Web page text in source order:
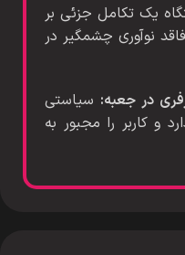
یک تکامل جزئی بر
نوآوری چشمگیر در
در جعبه: سیاستی
و کاربر را مجبور به